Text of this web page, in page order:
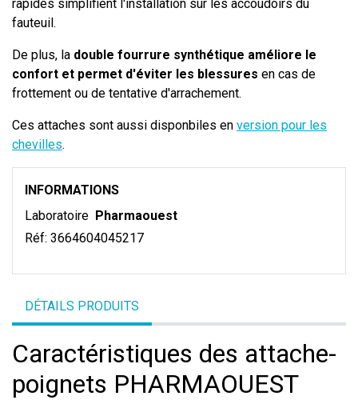
rapides simplifient l'installation sur les accoudoirs du
fauteuil.
De plus, la double fourrure synthétique améliore le
confort et permet d'éviter les blessures en cas de
frottement ou de tentative d'arrachement.
Ces attaches sont aussi disponbiles en version pour les
chevilles.
INFORMATIONS
Laboratoire Pharmaouest
Réf: 3664604045217
DÉTAILS PRODUITS
Caractéristiques des attache-
poignets PHARMAOUEST